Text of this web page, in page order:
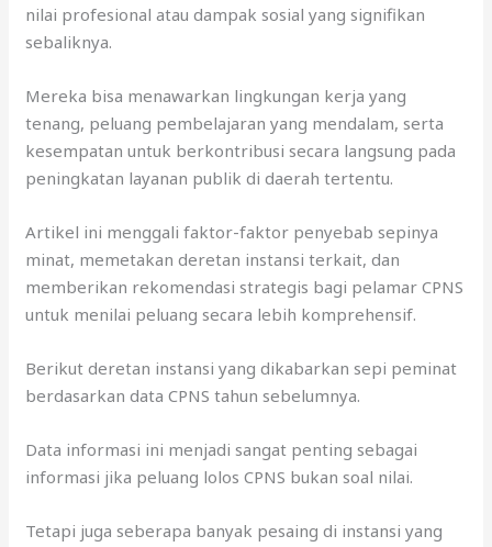
nilai profesional atau dampak sosial yang signifikan
sebaliknya.
Mereka bisa menawarkan lingkungan kerja yang
tenang, peluang pembelajaran yang mendalam, serta
kesempatan untuk berkontribusi secara langsung pada
peningkatan layanan publik di daerah tertentu.
Artikel ini menggali faktor-faktor penyebab sepinya
minat, memetakan deretan instansi terkait, dan
memberikan rekomendasi strategis bagi pelamar CPNS
untuk menilai peluang secara lebih komprehensif.
Berikut deretan instansi yang dikabarkan sepi peminat
berdasarkan data CPNS tahun sebelumnya.
Data informasi ini menjadi sangat penting sebagai
informasi jika peluang lolos CPNS bukan soal nilai.
Tetapi juga seberapa banyak pesaing di instansi yang